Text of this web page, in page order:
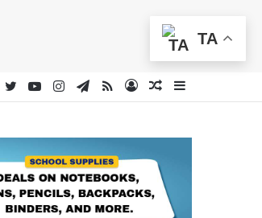
Random
Log
RSS
Telegram
Instagram
YouTube
Twitter
Facebook
TA